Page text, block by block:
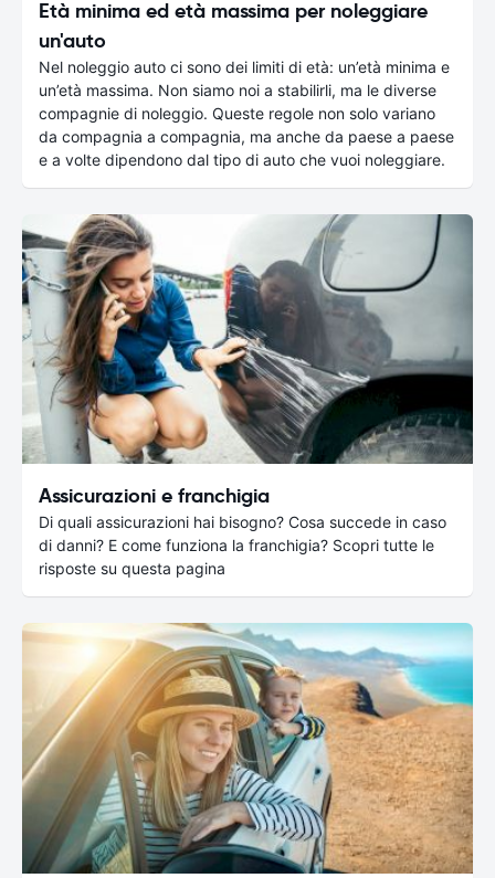
Età minima ed età massima per noleggiare
un'auto
Nel noleggio auto ci sono dei limiti di età: un’età minima e
un’età massima. Non siamo noi a stabilirli, ma le diverse
compagnie di noleggio. Queste regole non solo variano
da compagnia a compagnia, ma anche da paese a paese
e a volte dipendono dal tipo di auto che vuoi noleggiare.
Assicurazioni e franchigia
Di quali assicurazioni hai bisogno? Cosa succede in caso
di danni? E come funziona la franchigia? Scopri tutte le
risposte su questa pagina